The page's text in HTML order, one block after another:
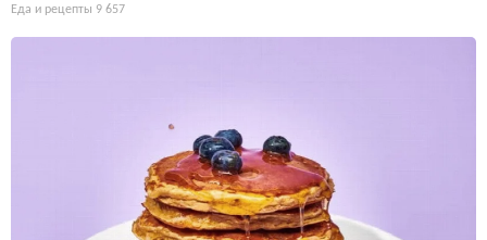
Еда и рецепты 9 657